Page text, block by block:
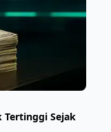
Tertinggi Sejak